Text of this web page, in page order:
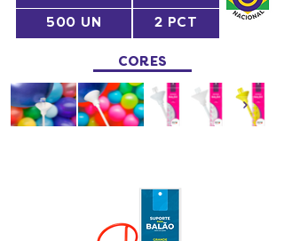
500 UN 2 PCT
CORES